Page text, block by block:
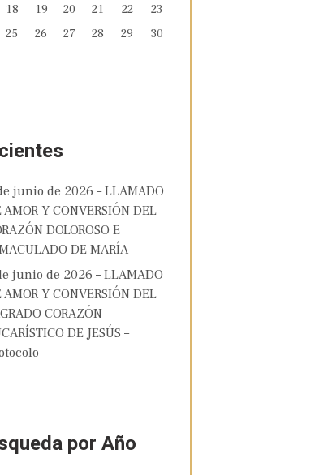
18 19 20 21 22
23
25 26 27 28 29
30
junio de 2026 – LLAMADO
AMOR Y CONVERSIÓN DEL
DOLOROSO E
DE MARÍA
junio de 2026 – LLAMADO
AMOR Y CONVERSIÓN DEL
CORAZÓN
DE JESÚS –
por Año